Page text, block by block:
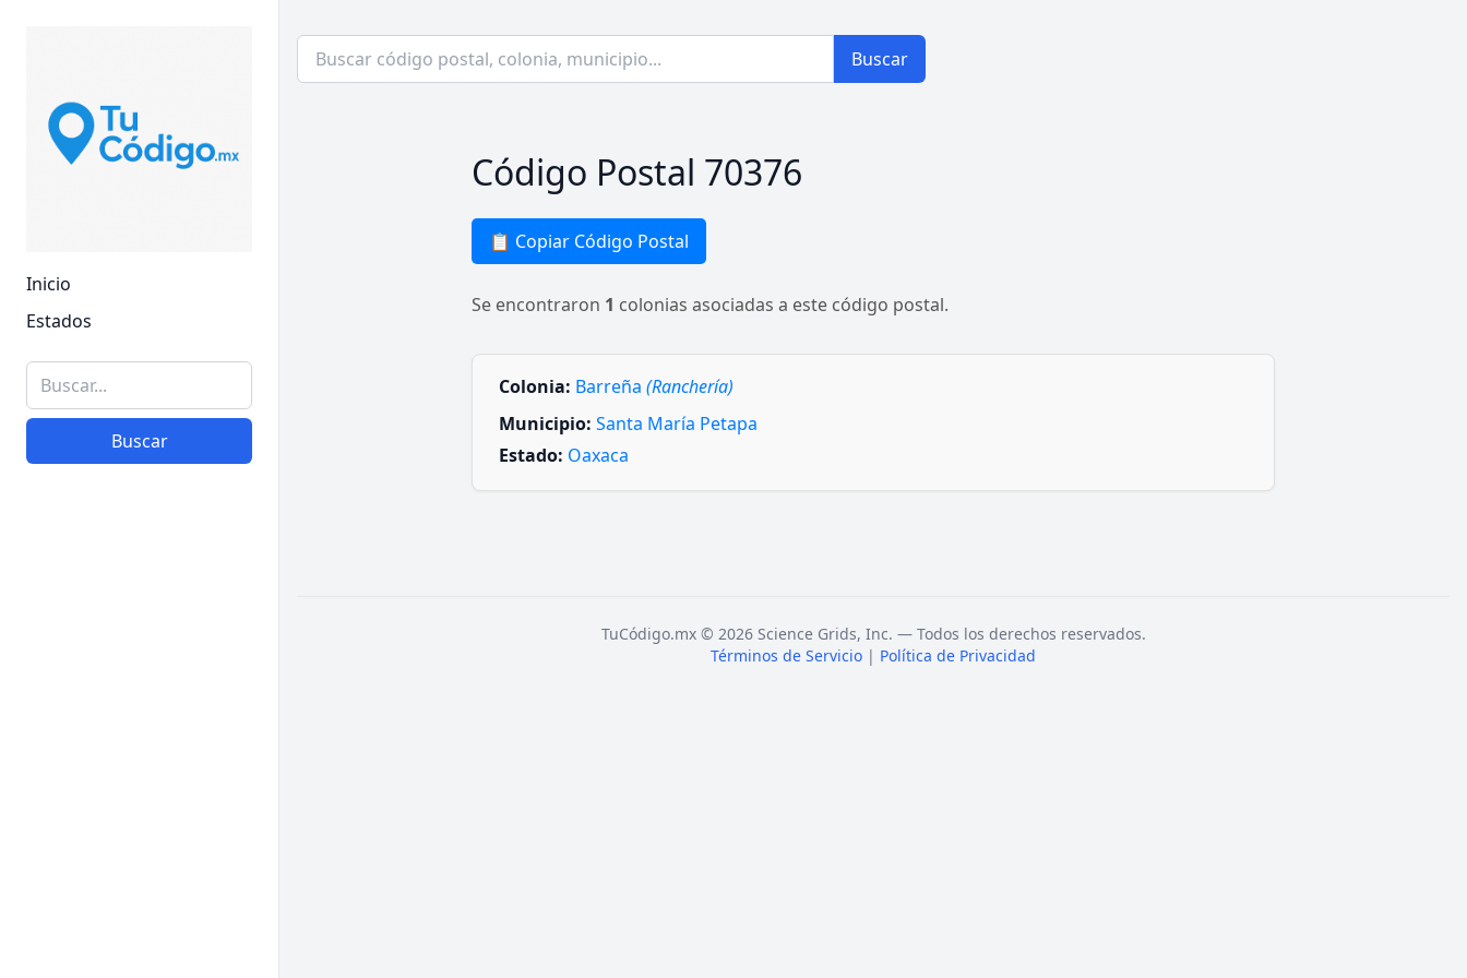
Inicio
Estados
Buscar
Buscar
Código Postal 70376
📋 Copiar Código Postal
Se encontraron 1 colonias asociadas a este código postal.
Colonia: Barreña (Ranchería)
Municipio: Santa María Petapa
Estado: Oaxaca
TuCódigo.mx © 2026 Science Grids, Inc. — Todos los derechos reservados.
Términos de Servicio | Política de Privacidad